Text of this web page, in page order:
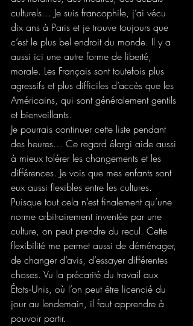
culturels… Je suis francophile, j’ai vécu
dix ans à Paris et je trouve toujours que
c’est le plus bel endroit du monde. Il y a
aussi ici une autre forme de liberté,
morale. Les Français sont toutefois plus
agressifs et plus difficiles d’accès que les
Américains, qui sont généralement gentils
et bienveillants.
Je pourrais continuer cette liste pendant
des heures… Ce regard élargi aide aussi
à mieux tolérer les changements et les
différences. Je vois que mes enfants sont
eux aussi flexibles entre les cultures.
Puisque tout cela n’est finalement qu’une
norme arbitrairement inventée par une
culture, on peut prendre du recul. Cette
flexibilité me permet aussi de déménager,
de changer d’avis, d’essayer différentes
choses. Vu la précarité du travail aux
États‑Unis, où l’on peut être licencié du
jour au lendemain, il faut apprendre à
pouvoir partir.